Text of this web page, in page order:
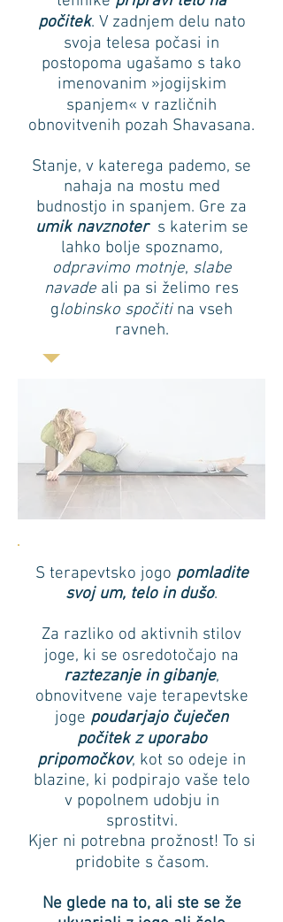
počitek. V zadnjem delu nato
svoja telesa počasi in
postopoma ugašamo s tako
imenovanim »jogijskim
spanjem« v različnih
obnovitvenih pozah Shavasana.
Stanje, v katerega pademo, se
nahaja na mostu med
budnostjo in spanjem. Gre za
umik navznoters katerim se
lahko bolje spoznamo,
odpravimo motnje, slabe
navade ali pa si želimo res
globinsko spočitina vseh
ravneh.
S terapevtsko jogo pomladite
svoj um, telo in dušo.
Za razliko od aktivnih stilov
joge, ki se osredotočajo na
raztezanje in gibanje,
obnovitvene vaje terapevtske
joge poudarjajo čuječen
počitek z uporabo
pripomočkov, kot so odeje in
blazine, ki podpirajo vaše telo
v popolnem udobju in
sprostitvi.
Kjer ni potrebna prožnost! To si
pridobite s časom.
Ne glede na to, ali ste se že